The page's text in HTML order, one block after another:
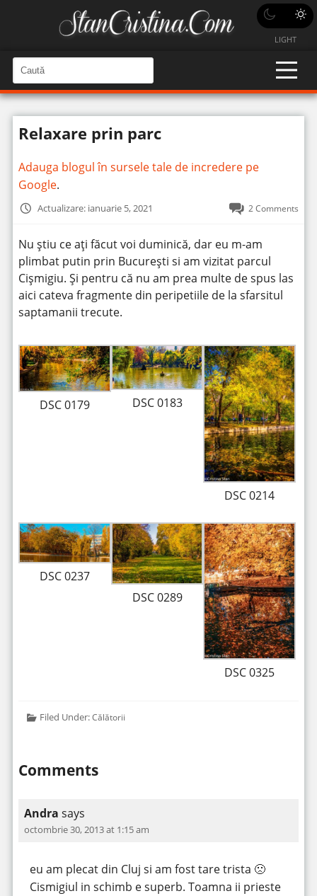
LIGHT
a
u
t
n
C
a
u
î
n
t
Relaxare prin parc
Adauga blogul în sursele tale de incredere pe
Google.
Actualizare: ianuarie 5, 2021 2 Comments
Nu știu ce ați făcut voi duminică, dar eu m-am
plimbat putin prin București si am vizitat parcul
Cișmigiu. Și pentru că nu am prea multe de spus las
aici cateva fragmente din peripetiile de la sfarsitul
saptamanii trecute.
DSC 0179 DSC 0183
DSC 0214
DSC 0237
DSC 0289
DSC 0325
Filed Under:Călătorii
Comments
Andra says
octombrie 30, 2013 at 1:15 am
eu am plecat din Cluj si am fost tare trista 🙁
Cismigiul in schimb e superb. Toamna ii prieste